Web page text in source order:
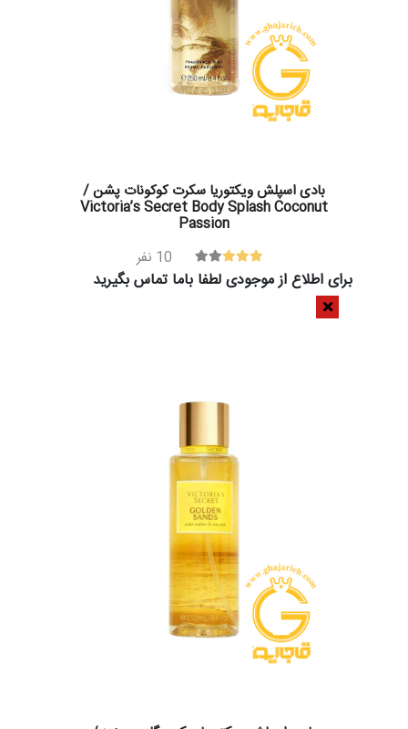
بادی اسپلش ویکتوریا سکرت کوکونات پشن /
Victoria’s Secret Body Splash Coconut
Passion
10 نفر
برای اطلاع از موجودی لطفا باما تماس بگیرید